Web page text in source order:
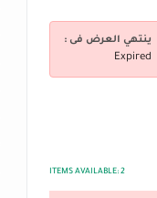
ينتهي العرض فى :
Expired
ITEMS AVAILABLE: 2